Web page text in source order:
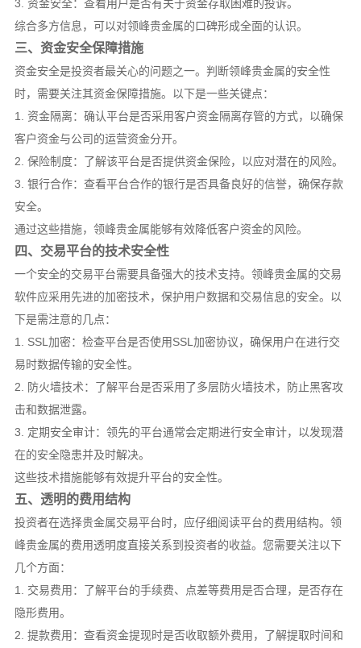
3. 资金安全：查看用户是否有关于资金存取困难的投诉。
综合多方信息，可以对领峰贵金属的口碑形成全面的认识。
三、资金安全保障措施
资金安全是投资者最关心的问题之一。判断领峰贵金属的安全性
时，需要关注其资金保障措施。以下是一些关键点：
1. 资金隔离：确认平台是否采用客户资金隔离存管的方式，以确保
客户资金与公司的运营资金分开。
2. 保险制度：了解该平台是否提供资金保险，以应对潜在的风险。
3. 银行合作：查看平台合作的银行是否具备良好的信誉，确保存款
安全。
通过这些措施，领峰贵金属能够有效降低客户资金的风险。
四、交易平台的技术安全性
一个安全的交易平台需要具备强大的技术支持。领峰贵金属的交易
软件应采用先进的加密技术，保护用户数据和交易信息的安全。以
下是需注意的几点：
1. SSL加密：检查平台是否使用SSL加密协议，确保用户在进行交
易时数据传输的安全性。
2. 防火墙技术：了解平台是否采用了多层防火墙技术，防止黑客攻
击和数据泄露。
3. 定期安全审计：领先的平台通常会定期进行安全审计，以发现潜
在的安全隐患并及时解决。
这些技术措施能够有效提升平台的安全性。
五、透明的费用结构
投资者在选择贵金属交易平台时，应仔细阅读平台的费用结构。领
峰贵金属的费用透明度直接关系到投资者的收益。您需要关注以下
几个方面：
1. 交易费用：了解平台的手续费、点差等费用是否合理，是否存在
隐形费用。
2. 提款费用：查看资金提现时是否收取额外费用，了解提取时间和